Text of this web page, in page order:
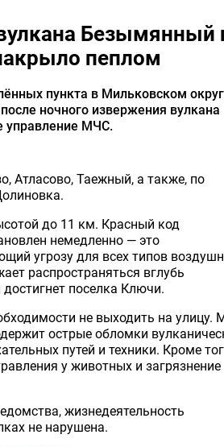
Безымянный
пеплом
пункта в Мильковском
ночного извержения вулкана
управление МЧС.
Атласово, Таежный, а также, по
до 11 км. Красный код
немедленно — это
угрозу для всех типов
распространяться вглубь
поселка Ключи.
не выходить на улицу.
острые обломки
путей и техники. Кроме
у животных и загрязнение
жизнедеятельность
не нарушена.